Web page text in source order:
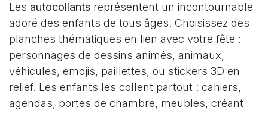
Les autocollants représentent un incontournable
adoré des enfants de tous âges. Choisissez des
planches thématiques en lien avec votre fête :
personnages de dessins animés, animaux,
véhicules, émojis, paillettes, ou stickers 3D en
relief. Les enfants les collent partout : cahiers,
agendas, portes de chambre, meubles, créant